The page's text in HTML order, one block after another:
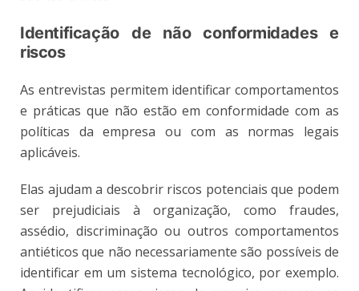
Identificação de não conformidades e
riscos
As entrevistas permitem identificar comportamentos
e práticas que não estão em conformidade com as
políticas da empresa ou com as normas legais
aplicáveis.
Elas ajudam a descobrir riscos potenciais que podem
ser prejudiciais à organização, como fraudes,
assédio, discriminação ou outros comportamentos
antiéticos que não necessariamente são possíveis de
identificar em um sistema tecnológico, por exemplo.